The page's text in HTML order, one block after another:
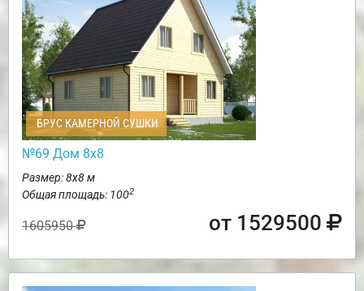
БРУС КАМЕРНОЙ СУШКИ
№69 Дом 8х8
Размер: 8х8 м
Общая площадь: 1002
1605950 от 1529500